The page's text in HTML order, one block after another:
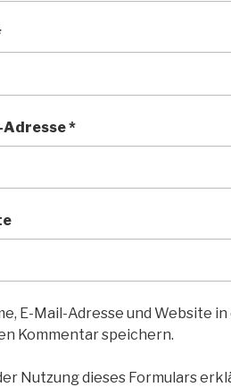
Adresse*
E-Mail-Adresse und Website
Kommentar speichern.
Nutzung dieses Formulars